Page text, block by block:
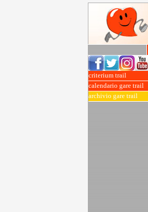
criterium trail
calendario gare trail
archivio gare trail